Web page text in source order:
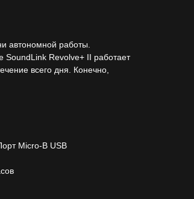
автономной работы.
Revolve+ II работает
всего дня. Конечно,
Micro-B USB